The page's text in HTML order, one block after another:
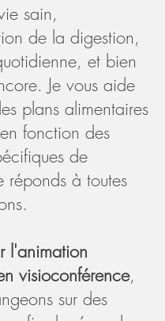
sain,
de la digestion,
et bien
Je vous aide
plans alimentaires
fonction des
de
réponds à toutes
l'animation
visioconférence,
sur des